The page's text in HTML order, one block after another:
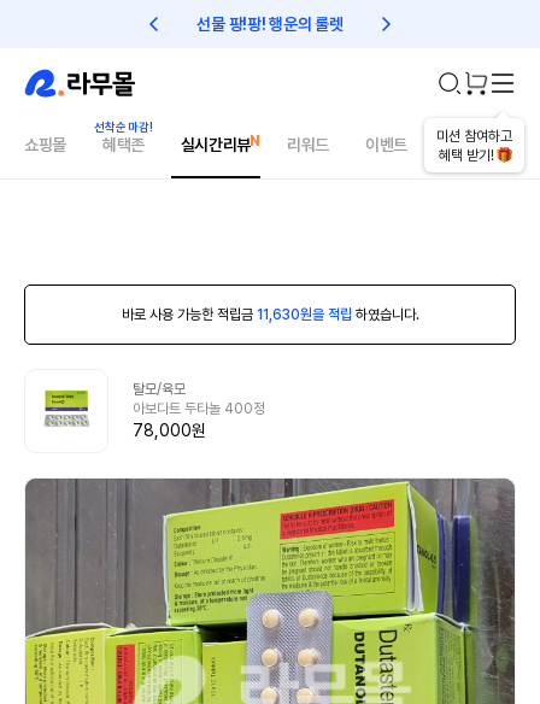
선물 팡!팡! 행운의 룰렛 친구초대 1만원 리워드!
미션 참여하고
혜택 받기!
쇼핑몰 혜택존 실시간리뷰 리워드 이벤트 건강매거진
바로 사용 가능한 적립금 11,630원을 적립 하였습니다.
탈모/육모
아보다트 두타놀 400정
78,000원